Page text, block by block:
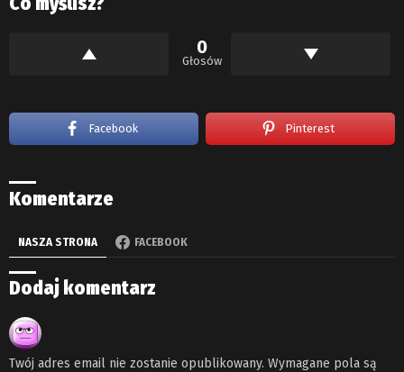
0
Głosów
Facebook Pinterest
Komentarze
NASZA STRONA FACEBOOK
Dodaj komentarz
Twój adres email nie zostanie opublikowany. Wymagane pola są